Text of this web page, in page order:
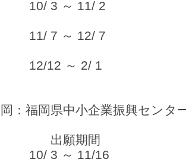
～ 11/ 2 １１月
～ 12/ 7 １２月
～ 2/ 1 ２月１
福岡県中小企業振興センタ
期間
～ 11/16 １１月